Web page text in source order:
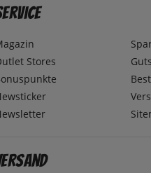
Stores